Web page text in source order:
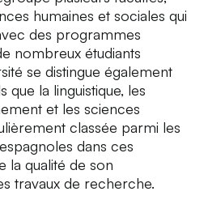
humaines et sociales qui
des programmes
nombreux étudiants
se distingue également
que la linguistique, les
et les sciences
classée parmi les
dans ces
la qualité de son
travaux de recherche.